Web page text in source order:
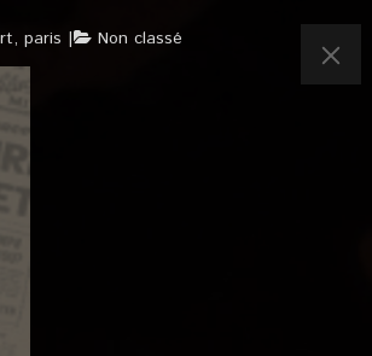
, paris Non classé